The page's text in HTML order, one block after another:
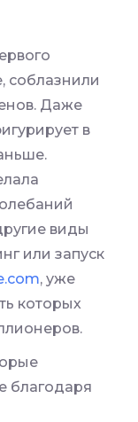
соблазнили
Даже
в
виды
или запуск
, уже
которых
благодаря